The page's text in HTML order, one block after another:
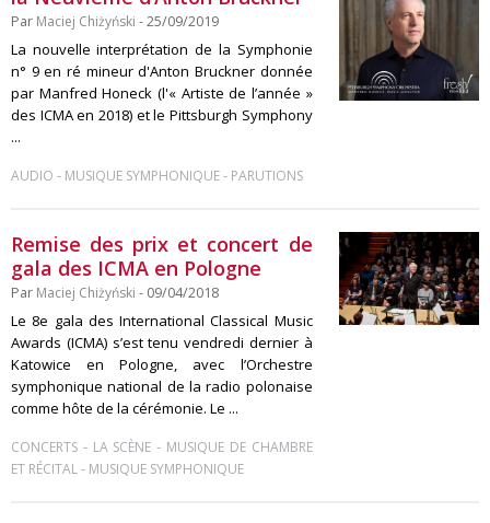
Par Maciej Chiżyński - 25/09/2019
La nouvelle interprétation de la Symphonie
n° 9 en ré mineur d'Anton Bruckner donnée
par Manfred Honeck (l'« Artiste de l’année »
des ICMA en 2018) et le Pittsburgh Symphony
...
AUDIO - MUSIQUE SYMPHONIQUE- PARUTIONS
Remise des prix et concert de
gala des ICMA en Pologne
Par Maciej Chiżyński - 09/04/2018
Le 8e gala des International Classical Music
Awards (ICMA) s’est tenu vendredi dernier à
Katowice en Pologne, avec l’Orchestre
symphonique national de la radio polonaise
comme hôte de la cérémonie. Le ...
CONCERTS - LA SCÈNE - MUSIQUE DE CHAMBRE
ET RÉCITAL- MUSIQUE SYMPHONIQUE